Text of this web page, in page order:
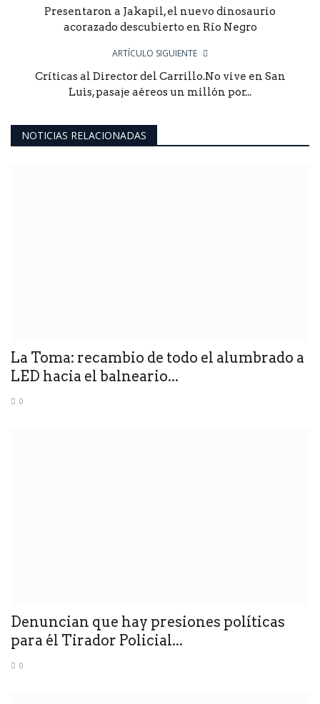
Presentaron a Jakapil, el nuevo dinosaurio
acorazado descubierto en Río Negro
ARTÍCULO SIGUIENTE
Críticas al Director del Carrillo.No vive en San
Luis, pasaje aéreos un millón por...
NOTICIAS RELACIONADAS
La Toma: recambio de todo el alumbrado a
LED hacia el balneario...
0
Denuncian que hay presiones políticas
para él Tirador Policial...
0